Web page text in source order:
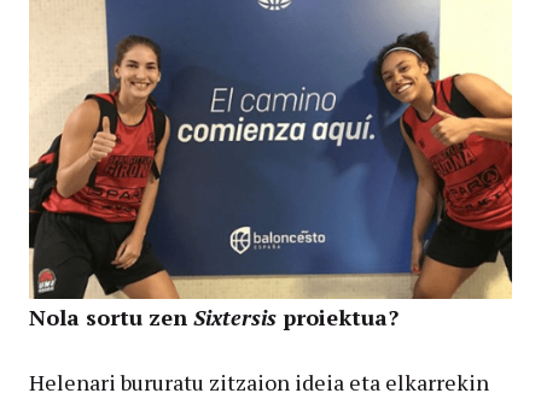
Nola sortu zen Sixtersis proiektua?
Helenari bururatu zitzaion ideia eta elkarrekin